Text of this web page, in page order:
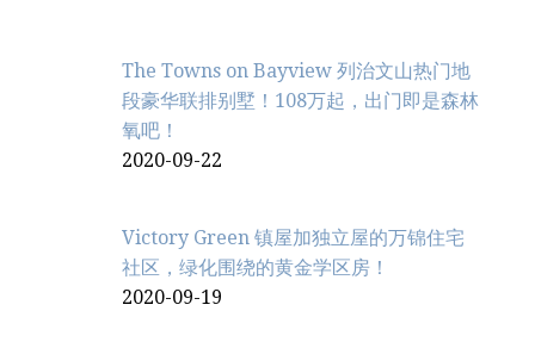
The Towns on Bayview 列治文山热门地
段豪华联排别墅！108万起，出门即是森林
氧吧！
2020-09-22
Victory Green 镇屋加独立屋的万锦住宅
社区，绿化围绕的黄金学区房！
2020-09-19